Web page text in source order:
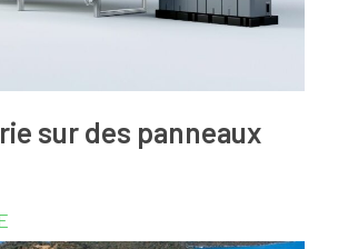
sur des panneaux